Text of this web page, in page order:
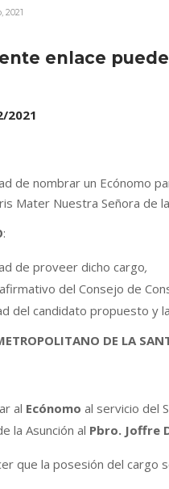
2021
enlace
2021
de nombrar un Ecónomo
Mater Nuestra Señora de
:
de proveer dicho cargo,
del Consejo de
del candidato propuesto y
DE LA
al Ecónomo al servicio del
la Asunción al Pbro. Joffre
que la posesión del cargo